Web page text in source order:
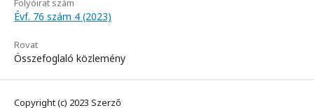
Folyóirat szám
Évf. 76 szám 4 (2023)
Rovat
Összefoglaló közlemény
Copyright (c) 2023 Szerző